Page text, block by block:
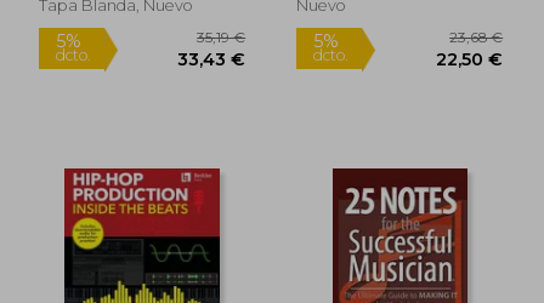
Tapa Blanda, Nuevo
Nuevo